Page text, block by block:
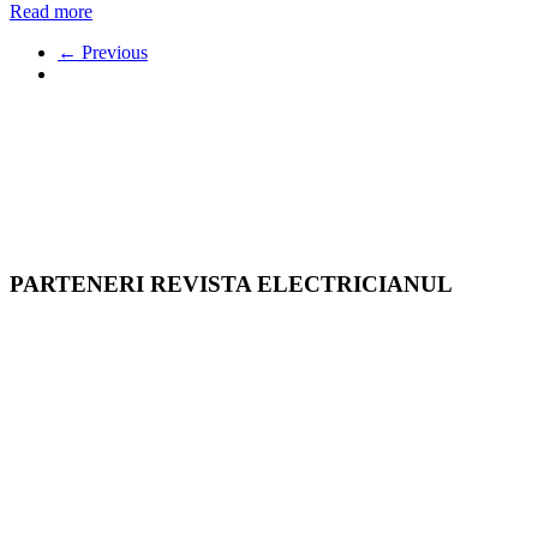
Read more
← Previous
PARTENERI REVISTA ELECTRICIANUL